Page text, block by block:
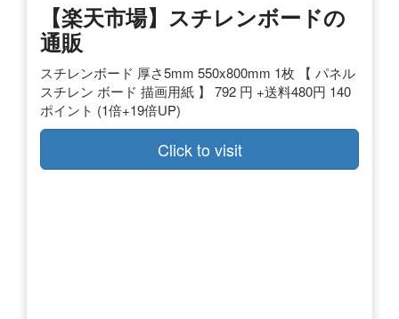
【楽天市場】スチレンボードの
通販
スチレンボード 厚さ5mm 550x800mm 1枚 【 パネル
スチレン ボード 描画用紙 】 792 円 +送料480円 140
ポイント (1倍+19倍UP)
Click to visit